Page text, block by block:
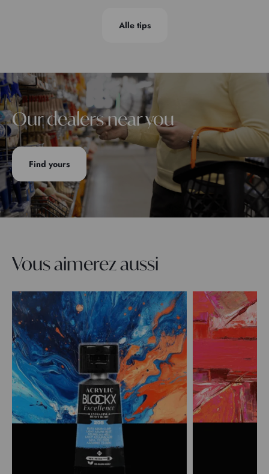
Alle tips
Our dealers near you
Find yours
Vous aimerez aussi